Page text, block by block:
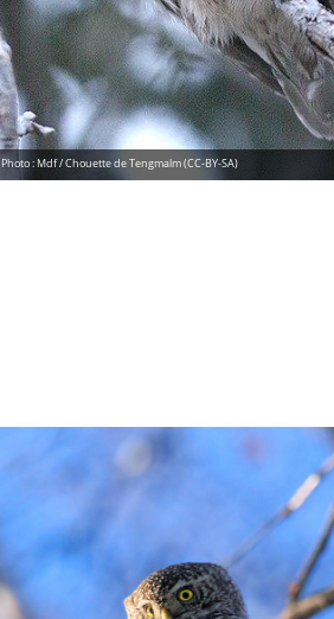
Photo : Mdf / Chouette de Tengmalm (CC-BY-SA)